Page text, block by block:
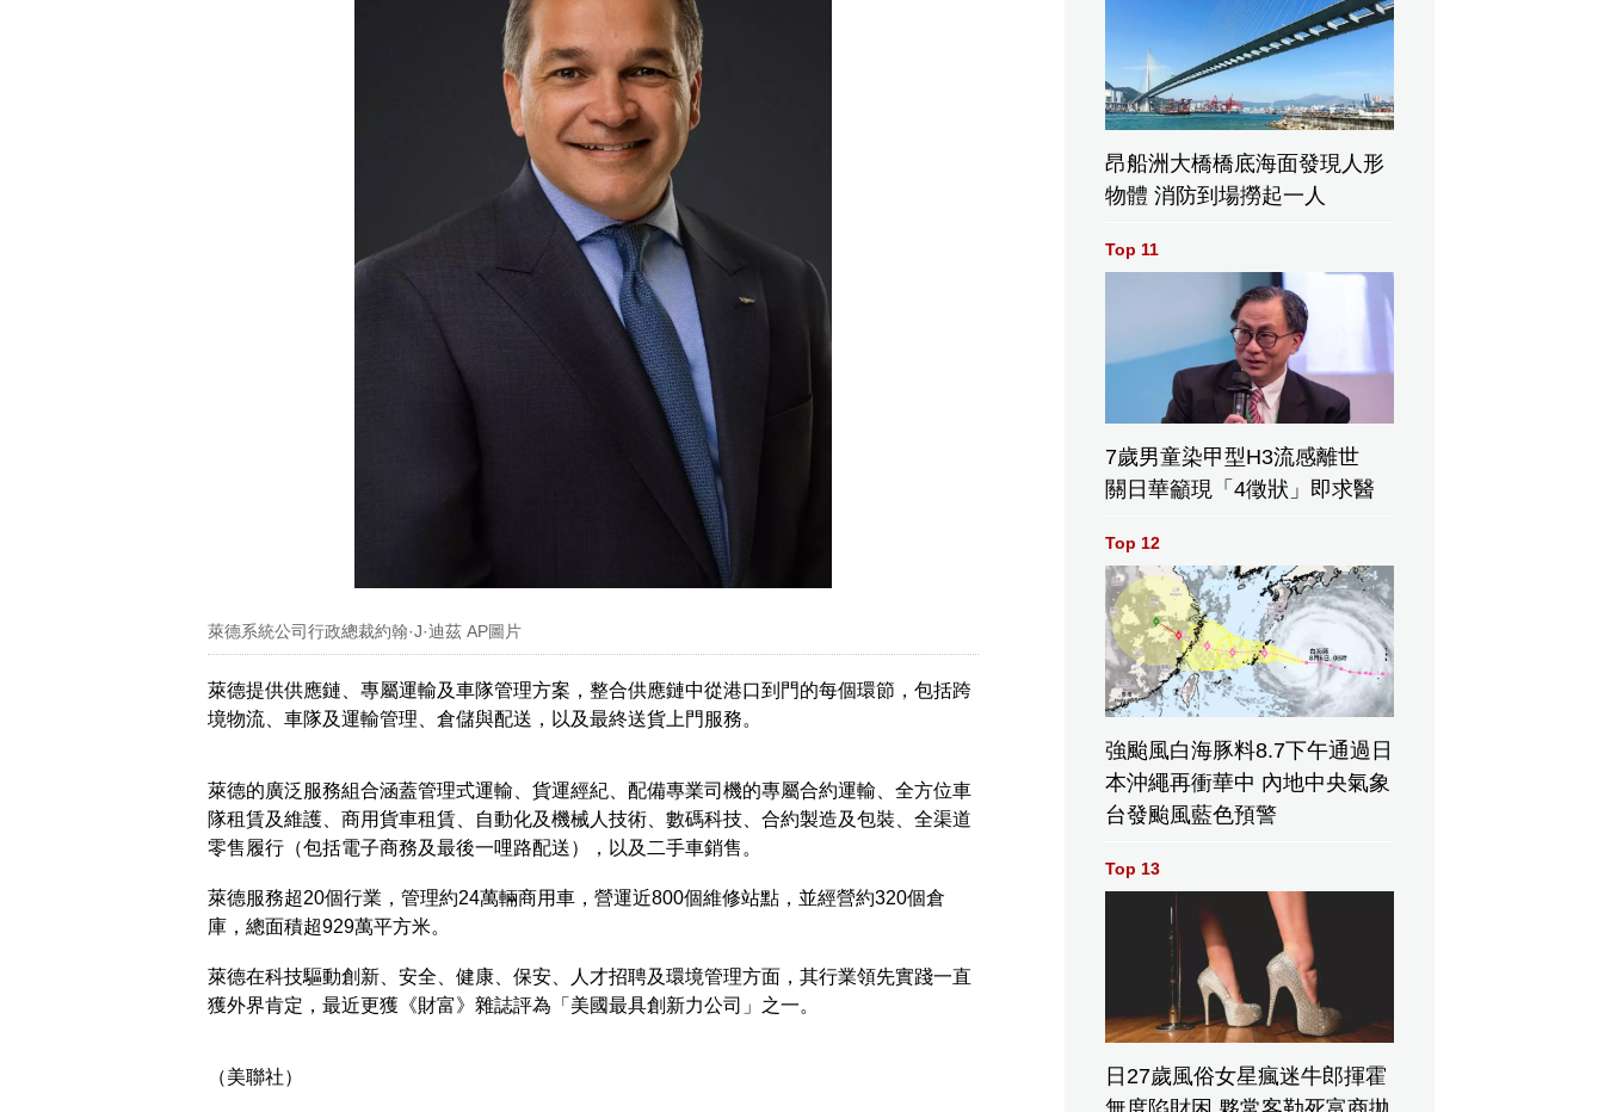
萊德系統公司行政總裁約翰·J·迪茲 AP圖片
萊德提供供應鏈、專屬運輸及車隊管理方案，整合供應鏈中從港口到門的每個環節，包括跨
境物流、車隊及運輸管理、倉儲與配送，以及最終送貨上門服務。
萊德的廣泛服務組合涵蓋管理式運輸、貨運經紀、配備專業司機的專屬合約運輸、全方位車
隊租賃及維護、商用貨車租賃、自動化及機械人技術、數碼科技、合約製造及包裝、全渠道
零售履行（包括電子商務及最後一哩路配送），以及二手車銷售。
萊德服務超20個行業，管理約24萬輛商用車，營運近800個維修站點，並經營約320個倉
庫，總面積超929萬平方米。
萊德在科技驅動創新、安全、健康、保安、人才招聘及環境管理方面，其行業領先實踐一直
獲外界肯定，最近更獲《財富》雜誌評為「美國最具創新力公司」之一。
（美聯社）
昂船洲大橋橋底海面發現人形
物體 消防到場撈起一人
Top 11
7歲男童染甲型H3流感離世
關日華籲現「4徵狀」即求醫
Top 12
強颱風白海豚料8.7下午通過日
本沖繩再衝華中 內地中央氣象
台發颱風藍色預警
Top 13
日27歲風俗女星瘋迷牛郎揮霍